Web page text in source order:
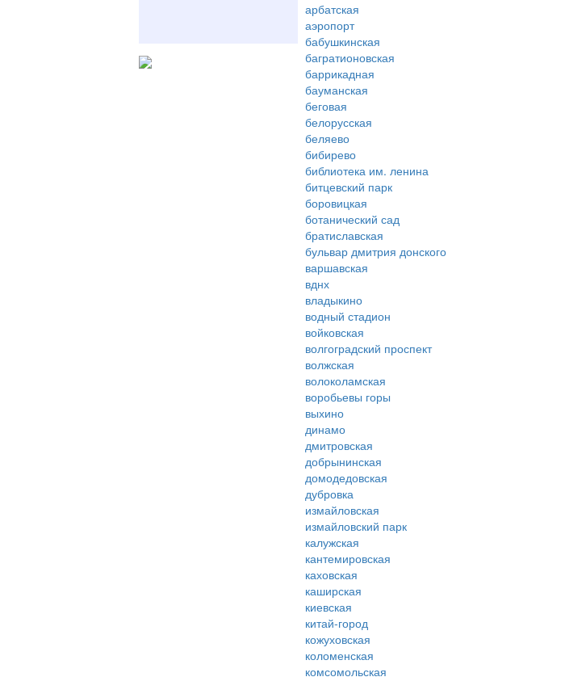
арбатская
аэропорт
бабушкинская
багратионовская
баррикадная
бауманская
беговая
белорусская
беляево
бибирево
библиотека им. ленина
битцевский парк
боровицкая
ботанический сад
братиславская
бульвар дмитрия донского
варшавская
вднх
владыкино
водный стадион
войковская
волгоградский проспект
волжская
волоколамская
воробьевы горы
выхино
динамо
дмитровская
добрынинская
домодедовская
дубровка
измайловская
измайловский парк
калужская
кантемировская
каховская
каширская
киевская
китай-город
кожуховская
коломенская
комсомольская